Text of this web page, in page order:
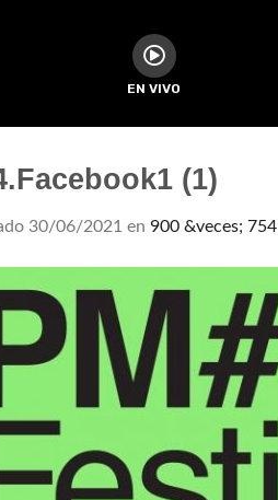
EN VIVO
(1)
30/06/2021 en 900 &veces; 754